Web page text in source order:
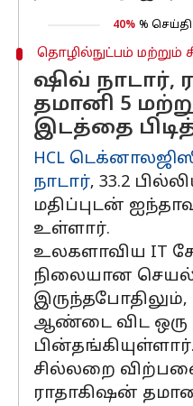
40% %
தொழில்நுட்பம்
ஷிவ் நாடார்,
தமானி 5
இடத்தை
HCL
நாடார், 33.2
மதிப்புடன்
உள்ளார்.
உலகளாவிய IT
நிலையான
இருந்தபோதிலும்,
ஆண்டை விட ஒரு
பின்தங்கியுள்ளார்.
சில்லறை
ராதாகிஷன்